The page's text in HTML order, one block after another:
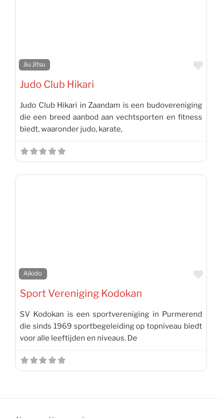
Jiu Jitsu
Judo Club Hikari
Judo Club Hikari in Zaandam is een budovereniging
die een breed aanbod aan vechtsporten en fitness
biedt, waaronder judo, karate,
Aikido
Sport Vereniging Kodokan
SV Kodokan is een sportvereniging in Purmerend
die sinds 1969 sportbegeleiding op topniveau biedt
voor alle leeftijden en niveaus. De